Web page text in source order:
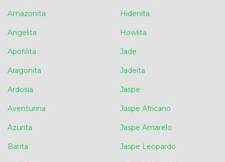
Amazonita
Angelita
Apofilita
Aragonita
Ardosia
Aventurina
Azurita
Barita
Hidenita
Howlita
Jade
Jadeita
Jaspe
Jaspe Africano
Jaspe Amarelo
Jaspe Leopardo